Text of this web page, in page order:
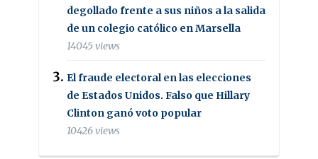
degollado frente a sus niños a la salida
de un colegio católico en Marsella
14045 views
El fraude electoral en las elecciones
de Estados Unidos. Falso que Hillary
Clinton ganó voto popular
10426 views